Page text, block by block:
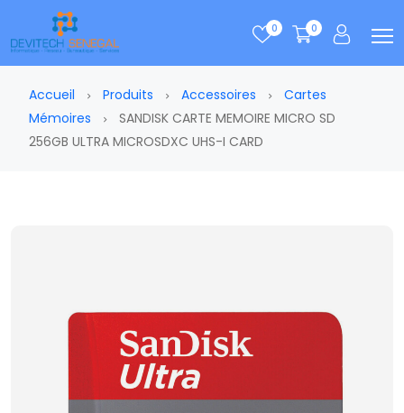
0 0
Accueil Produits Accessoires
Cartes
Mémoires
SANDISK CARTE MEMOIRE MICRO SD
256GB ULTRA MICROSDXC UHS-I CARD